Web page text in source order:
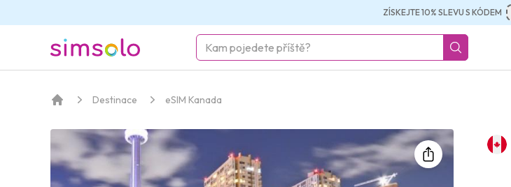
ZÍSKEJTE 10% SLEVU S KÓDEM
simsolo
Destinace eSIM Kanada